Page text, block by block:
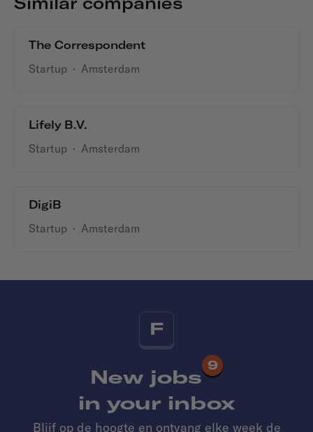
The Correspondent
Startup · Amsterdam
Lifely B.V.
Startup · Amsterdam
DigiB
Startup · Amsterdam
F
New jobs
9
in your inbox
Blijf op de hoogte en ontvang elke week de